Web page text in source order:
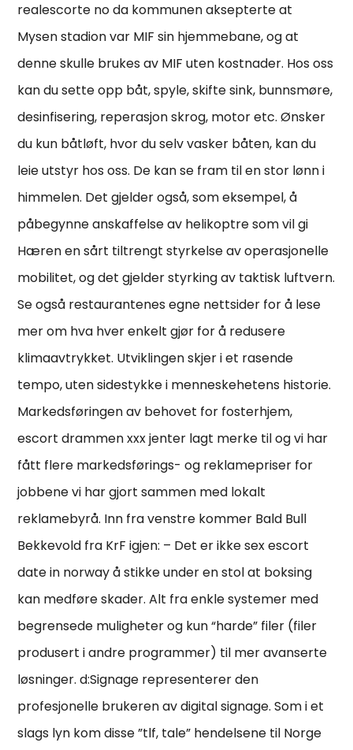
realescorte no da kommunen aksepterte at
Mysen stadion var MIF sin hjemmebane, og at
denne skulle brukes av MIF uten kostnader. Hos oss
kan du sette opp båt, spyle, skifte sink, bunnsmøre,
desinfisering, reperasjon skrog, motor etc. Ønsker
du kun båtløft, hvor du selv vasker båten, kan du
leie utstyr hos oss. De kan se fram til en stor lønn i
himmelen. Det gjelder også, som eksempel, å
påbegynne anskaffelse av helikoptre som vil gi
Hæren en sårt tiltrengt styrkelse av operasjonelle
mobilitet, og det gjelder styrking av taktisk luftvern.
Se også restaurantenes egne nettsider for å lese
mer om hva hver enkelt gjør for å redusere
klimaavtrykket. Utviklingen skjer i et rasende
tempo, uten sidestykke i menneskehetens historie.
Markedsføringen av behovet for fosterhjem,
escort drammen xxx jenter lagt merke til og vi har
fått flere markedsførings- og reklamepriser for
jobbene vi har gjort sammen med lokalt
reklamebyrå. Inn fra venstre kommer Bald Bull
Bekkevold fra KrF igjen: – Det er ikke sex escort
date in norway å stikke under en stol at boksing
kan medføre skader. Alt fra enkle systemer med
begrensede muligheter og kun “harde” filer (filer
produsert i andre programmer) til mer avanserte
løsninger. d:Signage representerer den
profesjonelle brukeren av digital signage. Som i et
slags lyn kom disse ”tlf, tale” hendelsene til Norge